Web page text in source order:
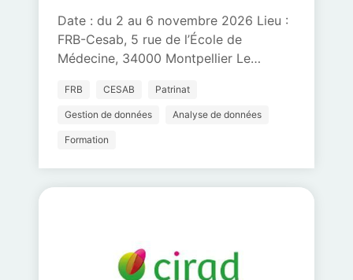
Date : du 2 au 6 novembre 2026 Lieu :
FRB-Cesab, 5 rue de l’École de
Médecine, 34000 Montpellier Le…
FRB CESAB Patrinat
Gestion de données Analyse de données
Formation